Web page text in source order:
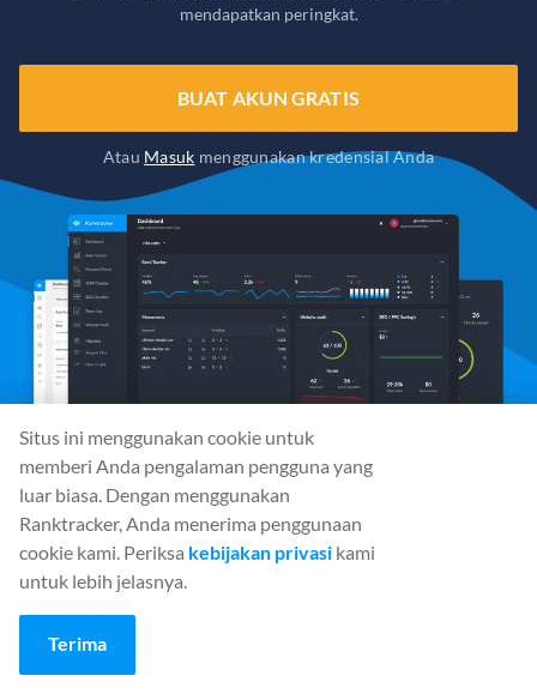
mendapatkan peringkat.
BUAT AKUN GRATIS
Atau Masuk menggunakan kredensial Anda
Peralatan
Situs ini menggunakan cookie untuk
memberi Anda pengalaman pengguna yang
luar biasa. Dengan menggunakan
Ranktracker, Anda menerima penggunaan
cookie kami. Periksa kebijakan privasi kami
untuk lebih jelasnya.
Terima